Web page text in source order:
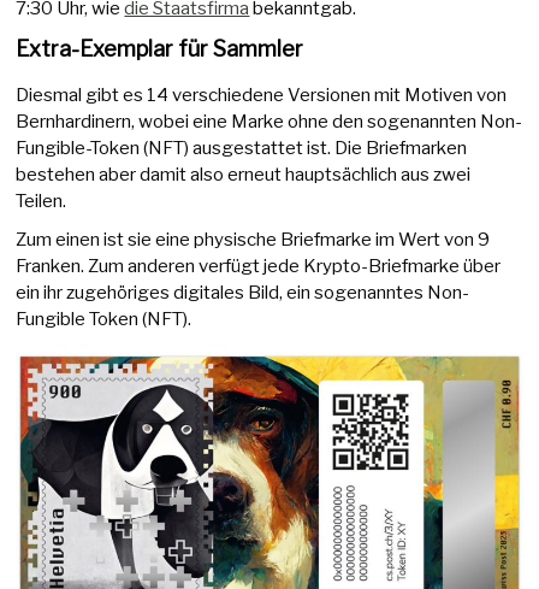
7:30 Uhr, wiedie Staatsfirma bekanntgab.
Extra-Exemplar für Sammler
Diesmal gibt es 14 verschiedene Versionen mit Motiven von
Bernhardinern, wobei eine Marke ohne den sogenannten Non-
Fungible-Token (NFT) ausgestattet ist. Die Briefmarken
bestehen aber damit also erneut hauptsächlich aus zwei
Teilen.
Zum einen ist sie eine physische Briefmarke im Wert von 9
Franken. Zum anderen verfügt jede Krypto-Briefmarke über
ein ihr zugehöriges digitales Bild, ein sogenanntes Non-
Fungible Token (NFT).